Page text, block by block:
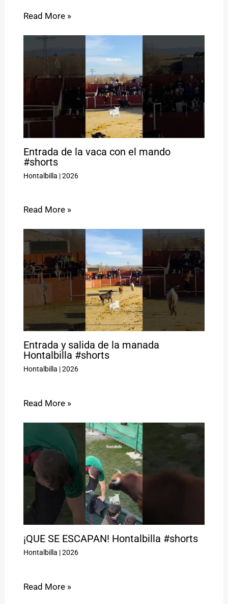
Read More »
Entrada de la vaca con el mando
#shorts
Hontalbilla |2026
Read More »
Entrada y salida de la manada
Hontalbilla #shorts
Hontalbilla |2026
Read More »
¡QUE SE ESCAPAN! Hontalbilla #shorts
Hontalbilla |2026
Read More »